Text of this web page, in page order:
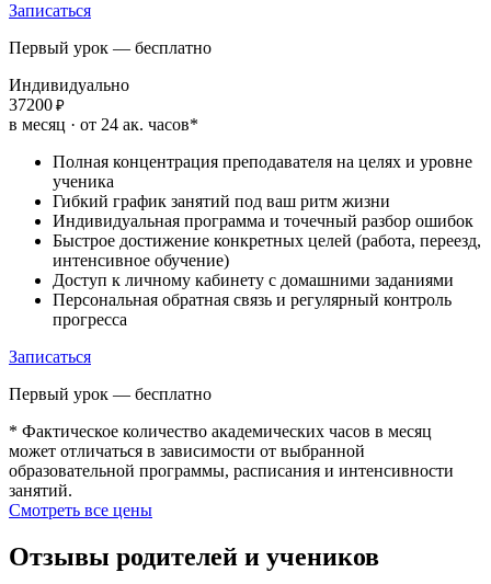
Записаться
Первый урок — бесплатно
Индивидуально
37200 ₽
в месяц · от 24 ак. часов*
Полная концентрация преподавателя на целях и уровне
ученика
Гибкий график занятий под ваш ритм жизни
Индивидуальная программа и точечный разбор ошибок
Быстрое достижение конкретных целей (работа, переезд,
интенсивное обучение)
Доступ к личному кабинету с домашними заданиями
Персональная обратная связь и регулярный контроль
прогресса
Записаться
Первый урок — бесплатно
* Фактическое количество академических часов в месяц
может отличаться в зависимости от выбранной
образовательной программы, расписания и интенсивности
занятий.
Смотреть все цены
Отзывы родителей и учеников